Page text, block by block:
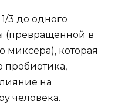
3 до одного
(превращенной в
которая
пробиотика,
на
человека.